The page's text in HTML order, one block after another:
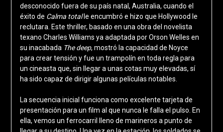
desconocido fuera de su país natal, Australia, cuando el
éxito de Calma totalle encumbró e hizo que Hollywood le
reclutara. Este thriller, basado en una obra del novelista
texano Charles Williams ya adaptada por Orson Welles en
su inacabada The deep, mostró la capacidad de Noyce
para crear tensión y fue un trampolín en toda regla para
un cineasta que, sin llegar a unas cotas muy elevadas, sí
ha sido capaz de dirigir algunas películas notables.
La secuencia inicial funciona como excelente tarjeta de
presentación para un film al que nunca le falla el pulso. En
ella, vemos un ferrocarril lleno de marineros a punto de